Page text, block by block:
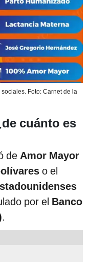
Foto: Carnet de la
cuánto es
de Amor Mayor
o el
por el Banco
.